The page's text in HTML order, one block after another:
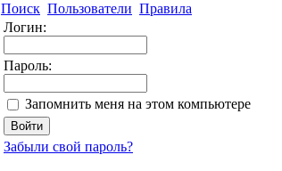
Поиск Пользователи Правила
Логин:
Пароль:
Запомнить меня на этом компьютере
Забыли свой пароль?